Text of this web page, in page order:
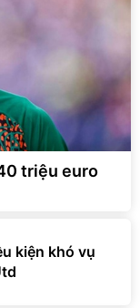
triệu euro
kiện khó vụ